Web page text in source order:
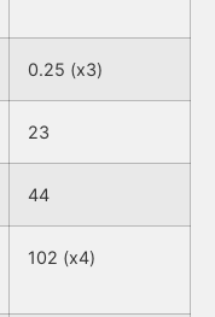
0.25 (x3)
23
44
102 (x4)